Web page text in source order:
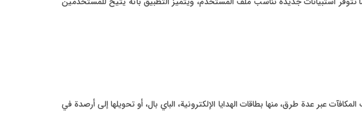
عبر عدة طرق، منها بطاقات الهدايا الإلكترونية، الباي بال، أو تحويلها إلى أرصدة في